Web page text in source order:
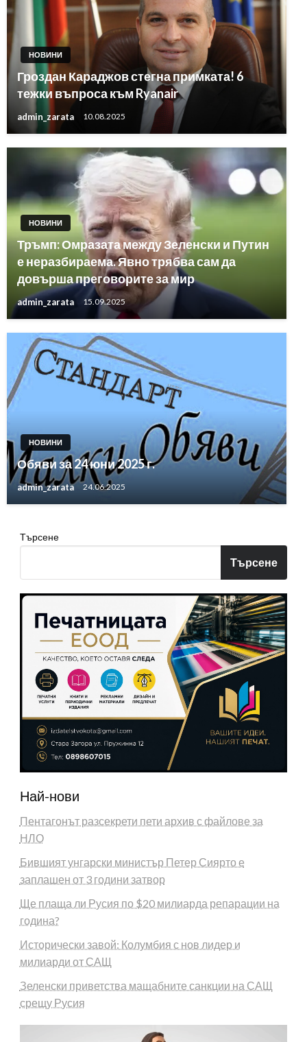
НОВИНИ
Гроздан Караджов стегна примката! 6
тежки въпроса към Ryanair
admin_zarata 10.08.2025
НОВИНИ
Тръмп: Омразата между Зеленски и Путин
е неразбираема. Явно трябва сам да
довърша преговорите за мир
admin_zarata 15.09.2025
НОВИНИ
Обяви за 24 юни 2025 г.
admin_zarata 24.06.2025
Търсене
Търсене
Най-нови
Пентагонът разсекрети пети архив с файлове за
НЛО
Бившият унгарски министър Петер Сиярто е
заплашен от 3 години затвор
Ще плаща ли Русия по $20 милиарда репарации на
година?
Исторически завой: Колумбия с нов лидер и
милиарди от САЩ
Зеленски приветства мащабните санкции на САЩ
срещу Русия